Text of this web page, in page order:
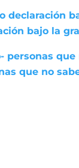
declaración
bajo la
personas
que no